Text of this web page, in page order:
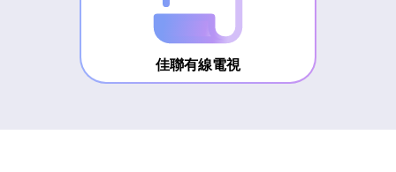
佳聯有線電視